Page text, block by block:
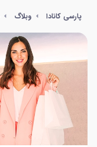
پارسی کانادا وبلاگ